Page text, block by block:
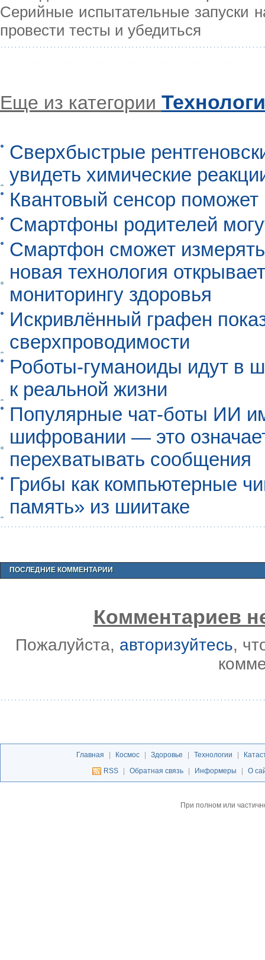
Серийные испытательные запуски
провести тесты и убедиться
Еще из категории
Сверхбыстрые
увидеть химические
Квантовый сенсор
Смартфоны родителей
Смартфон сможет
новая технология
мониторингу здоровья
Искривлённый графен
сверхпроводимости
Роботы-гуманоиды идут в
к реальной жизни
Популярные чат-боты ИИ
шифровании — это
перехватывать сообщения
Грибы как компьютерные
память» из шиитаке
ПОСЛЕДНИЕ КОММЕНТАРИИ
Комментариев
Пожалуйста, авторизуйтесь,
Главная Космос Здоровье Технологии
RSS
Обратная связь Информеры О
При полном или